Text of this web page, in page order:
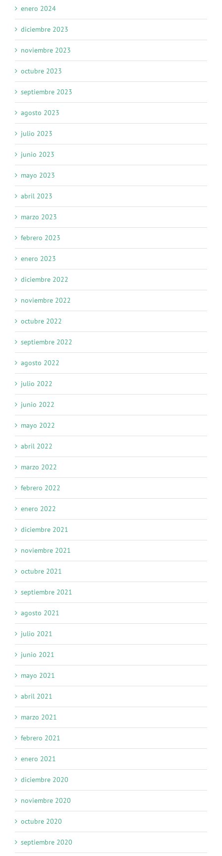
enero 2024
diciembre 2023
noviembre 2023
octubre 2023
septiembre 2023
agosto 2023
julio 2023
junio 2023
mayo 2023
abril 2023
marzo 2023
febrero 2023
enero 2023
diciembre 2022
noviembre 2022
octubre 2022
septiembre 2022
agosto 2022
julio 2022
junio 2022
mayo 2022
abril 2022
marzo 2022
febrero 2022
enero 2022
diciembre 2021
noviembre 2021
octubre 2021
septiembre 2021
agosto 2021
julio 2021
junio 2021
mayo 2021
abril 2021
marzo 2021
febrero 2021
enero 2021
diciembre 2020
noviembre 2020
octubre 2020
septiembre 2020